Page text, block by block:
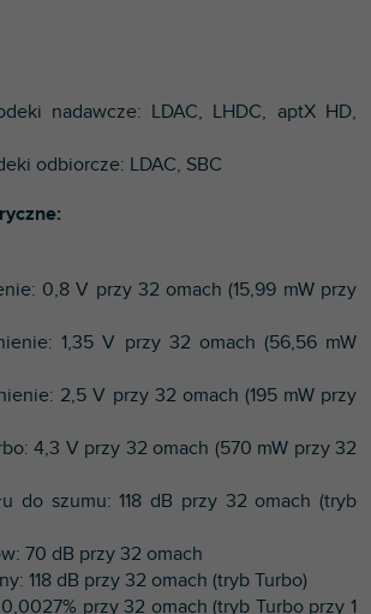
nadawcze: LDAC, LHDC, aptX HD,
odbiorcze: LDAC, SBC
0,8 V przy 32 omach (15,99 mW przy
1,35 V przy 32 omach (56,56 mW
2,5 V przy 32 omach (195 mW przy
4,3 V przy 32 omach (570 mW przy 32
do szumu: 118 dB przy 32 omach (tryb
70 dB przy 32 omach
118 dB przy 32 omach (tryb Turbo)
przy 32 omach (tryb Turbo przy 1